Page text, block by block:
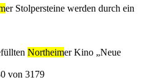
er Stolpersteine werden durch ein
Northeimer Kino „Neue
von 3179